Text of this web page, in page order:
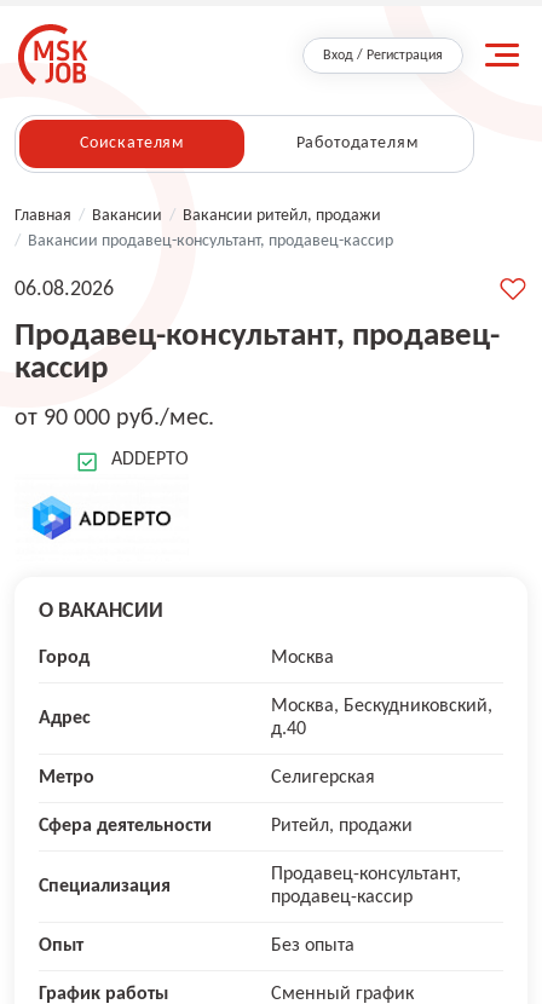
Вход / Регистрация
Соискателям Работодателям
Главная / Вакансии / Вакансии ритейл, продажи
/ Вакансии продавец-консультант, продавец-кассир
Продавец-консультант, продавец-
кассир
06.08.2026
от 90 000 руб./мес.
ADDEPTO
О ВАКАНСИИ
Город Москва
Адрес
Москва, Бескудниковский,
д.40
Метро Селигерская
Сфера деятельности Ритейл, продажи
Специализация
Продавец-консультант,
продавец-кассир
Опыт Без опыта
График работы Сменный график